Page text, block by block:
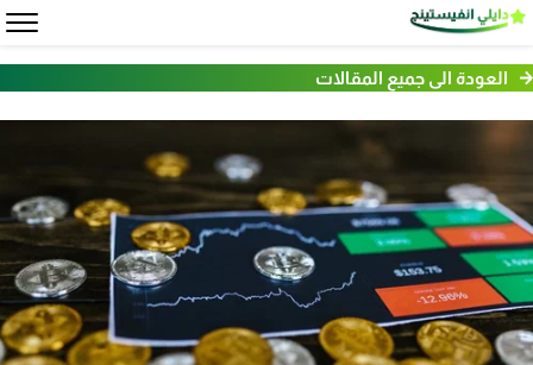
العودة الى جميع المقالات